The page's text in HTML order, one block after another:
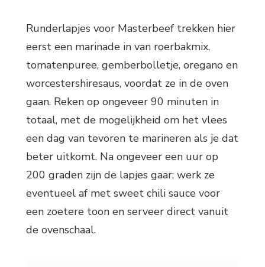
Runderlapjes voor Masterbeef trekken hier
eerst een marinade in van roerbakmix,
tomatenpuree, gemberbolletje, oregano en
worcestershiresaus, voordat ze in de oven
gaan. Reken op ongeveer 90 minuten in
totaal, met de mogelijkheid om het vlees
een dag van tevoren te marineren als je dat
beter uitkomt. Na ongeveer een uur op
200 graden zijn de lapjes gaar; werk ze
eventueel af met sweet chili sauce voor
een zoetere toon en serveer direct vanuit
de ovenschaal.